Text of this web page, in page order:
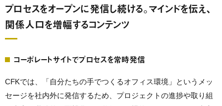
プロセスをオープンに発信し続ける。マインドを伝え、
関係人口を増幅するコンテンツ
コーポレートサイトでプロセスを常時発信
CFKでは、「自分たちの手でつくるオフィス環境」というメッ
セージを社内外に発信するため、プロジェクトの進捗や取り組